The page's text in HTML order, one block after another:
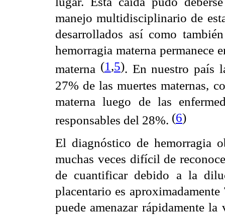
manejo multidisciplinario de
desarrollados así como
hemorragia materna permanece
materna (1 ,5). En nuestro país
27% de las muertes maternas,
materna luego de las
responsables del 28%. (6)
El diagnóstico de hemorragia
muchas veces difícil de
de cuantificar debido a la
placentario es
puede amenazar rápidamente